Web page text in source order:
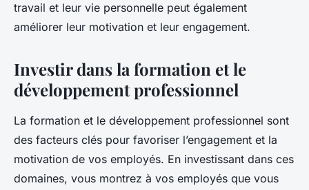
travail et leur vie personnelle peut également
améliorer leur motivation et leur engagement.
Investir dans la formation et le
développement professionnel
La formation et le développement professionnel sont
des facteurs clés pour favoriser l’engagement et la
motivation de vos employés. En investissant dans ces
domaines, vous montrez à vos employés que vous